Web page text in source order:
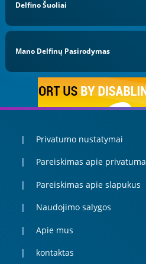
Delfino Šuoliai
Mano Delfinų Pasirodymas
Privatumo nustatymai
Pareiskimas apie privatuma
Pareiskimas apie slapukus
Naudojimo salygos
Apie mus
kontaktas